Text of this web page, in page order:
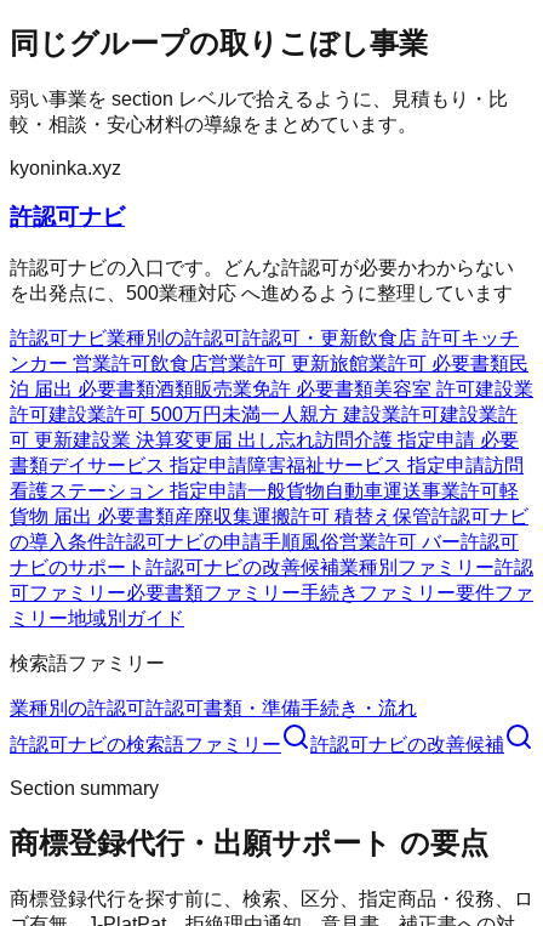
同じグループの取りこぼし事業
弱い事業を section レベルで拾えるように、見積もり・比
較・相談・安心材料の導線をまとめています。
kyoninka.xyz
許認可ナビ
許認可ナビの入口です。どんな許認可が必要かわからない
を出発点に、500業種対応 へ進めるように整理しています
許認可ナビ業種別の許認可許認可・更新飲食店 許可キッチ
ンカー 営業許可飲食店営業許可 更新旅館業許可 必要書類民
泊 届出 必要書類酒類販売業免許 必要書類美容室 許可建設業
許可建設業許可 500万円未満一人親方 建設業許可建設業許
可 更新建設業 決算変更届 出し忘れ訪問介護 指定申請 必要
書類デイサービス 指定申請障害福祉サービス 指定申請訪問
看護ステーション 指定申請一般貨物自動車運送事業許可軽
貨物 届出 必要書類産廃収集運搬許可 積替え保管許認可ナビ
の導入条件許認可ナビの申請手順風俗営業許可 バー許認可
ナビのサポート 許認可ナビの改善候補業種別ファミリー許認
可ファミリー必要書類ファミリー手続きファミリー要件ファ
ミリー地域別ガイド
検索語ファミリー
業種別の許認可許認可書類・準備手続き・流れ
許認可ナビの検索語ファミリー 許認可ナビの改善候補
Section summary
商標登録代行・出願サポート の要点
商標登録代行を探す前に、検索、区分、指定商品・役務、ロ